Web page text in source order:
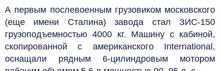
А первым послевоенным грузовиком московского
(еще имени Сталина) завода стал ЗИС-150
грузоподъемностью 4000 кг. Машину с кабиной,
скопированной с американского International,
оснащали рядным 6‑цилиндровым мотором